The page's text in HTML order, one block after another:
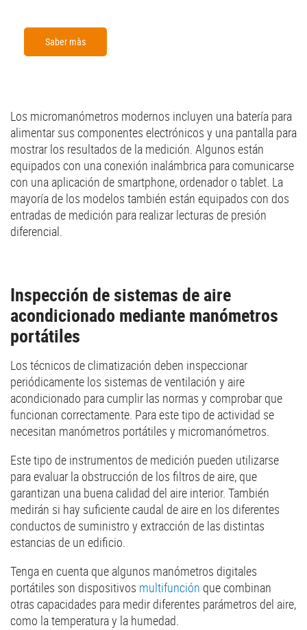
Saber màs
Los micromanómetros modernos incluyen una batería para
alimentar sus componentes electrónicos y una pantalla para
mostrar los resultados de la medición. Algunos están
equipados con una conexión inalámbrica para comunicarse
con una aplicación de smartphone, ordenador o tablet. La
mayoría de los modelos también están equipados con dos
entradas de medición para realizar lecturas de presión
diferencial.
Inspección de sistemas de aire
acondicionado mediante manómetros
portátiles
Los técnicos de climatización deben inspeccionar
periódicamente los sistemas de ventilación y aire
acondicionado para cumplir las normas y comprobar que
funcionan correctamente. Para este tipo de actividad se
necesitan manómetros portátiles y micromanómetros.
Este tipo de instrumentos de medición pueden utilizarse
para evaluar la obstrucción de los filtros de aire, que
garantizan una buena calidad del aire interior. También
medirán si hay suficiente caudal de aire en los diferentes
conductos de suministro y extracción de las distintas
estancias de un edificio.
Tenga en cuenta que algunos manómetros digitales
portátiles son dispositivos multifunción que combinan
otras capacidades para medir diferentes parámetros del aire,
como la temperatura y la humedad.